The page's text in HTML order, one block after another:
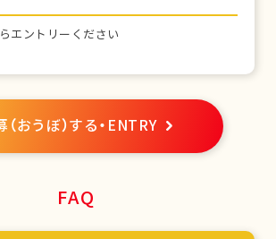
エントリーください
（おうぼ）する・ENTRY
FAQ